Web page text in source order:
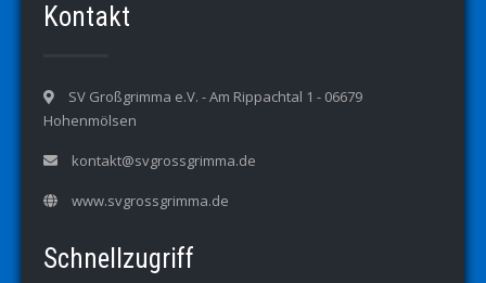
Kontakt
SV Großgrimma e.V. - Am Rippachtal 1 - 06679
Hohenmölsen
kontakt@svgrossgrimma.de
www.svgrossgrimma.de
Schnellzugriff